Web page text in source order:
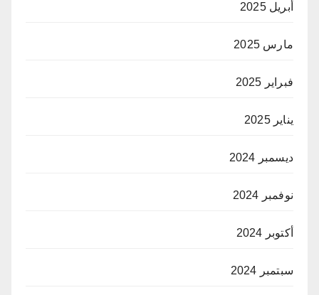
أبريل 2025
مارس 2025
فبراير 2025
يناير 2025
ديسمبر 2024
نوفمبر 2024
أكتوبر 2024
سبتمبر 2024